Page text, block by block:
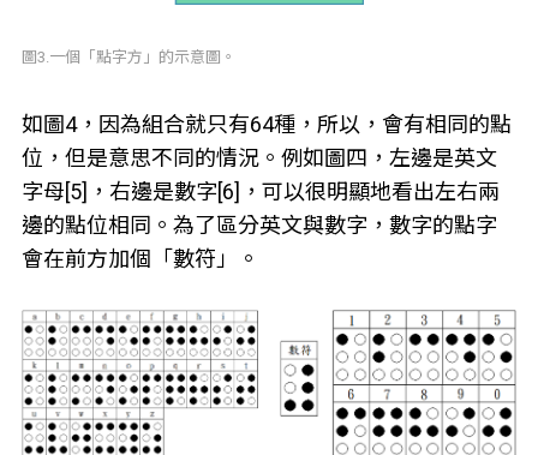
圖3.一個「點字方」的示意圖。
如圖4，因為組合就只有64種，所以，會有相同的點
位，但是意思不同的情況。例如圖四，左邊是英文
字母[5]，右邊是數字[6]，可以很明顯地看出左右兩
邊的點位相同。為了區分英文與數字，數字的點字
會在前方加個「數符」。